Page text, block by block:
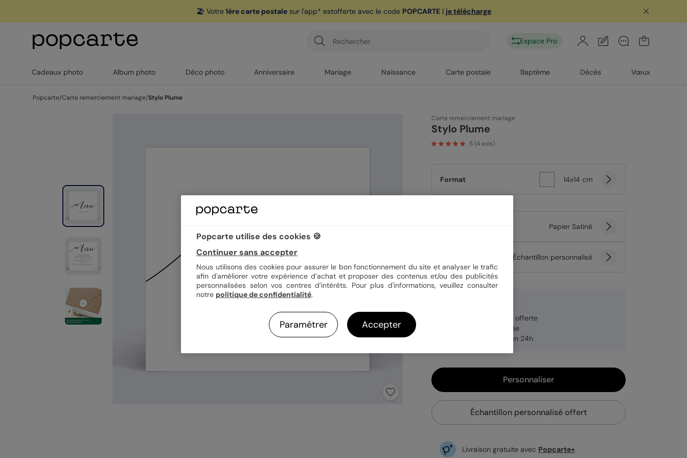
🏖️ Votre1ère carte postalesur l'app* estofferte avec le code POPCARTE| je télécharge
Espace Pro
Cadeaux photo Album photo Déco photo Anniversaire Mariage Naissance Carte postale Baptême Décès Vœux
Popcarte/Carte remerciement mariage/Stylo Plume
Carte remerciement mariage
Stylo Plume
5(4 avis)
Format 14x14 cm
Papier Satiné
Échantillon personnalisé
Enveloppe blanche offerte
Fabrication française
Expédition rapide en 24h
Personnaliser
Échantillon personnalisé offert
Livraison gratuite avec Popcarte+
Popcarte utilise des cookies 🍪
Continuer sans accepter
Nous utilisons des cookies pour assurer le bon fonctionnement du site et analyser le trafic
afin d'améliorer votre expérience d’achat et proposer des contenus et/ou des publicités
personnalisées selon vos centres d’intérêts. Pour plus d'informations, veuillez consulter
notre politique de confidentialité.
Paramétrer Accepter